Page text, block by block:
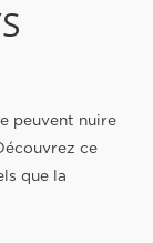
peuvent nuire
ce
que la